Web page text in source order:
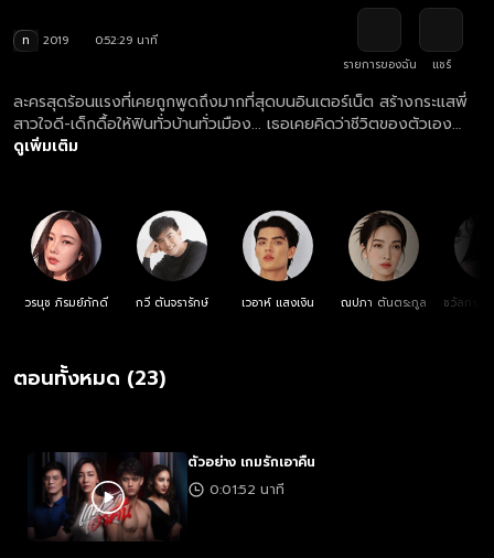
ท 2019
0:52:29 นาที
รายการของฉัน
แชร์
ละครสุดร้อนแรงที่เคยถูกพูดถึงมากที่สุดบนอินเตอร์เน็ต สร้างกระแสพี่
สาวใจดี-เด็กดื้อให้ฟินทั่วบ้านทั่วเมือง... เธอเคยคิดว่าชีวิตของตัวเอง
สมบูรณ์แบบราวกับเทพนิยาย จนวันที่คนรักได้นอกใจไปหาผู้หญิงที่เคย
รู้สึกและหัวใจ
ดูเพิ่มเติม
วรนุช ภิรมย์ภักดี กวี ตันจรารักษ์ เวอาห์ แสงเงิน ณปภา ตันตระกูล
ชวัลกร ว
ตอนทั้งหมด (23)
ตัวอย่าง เกมรักเอาคืน
0:01:52 นาที